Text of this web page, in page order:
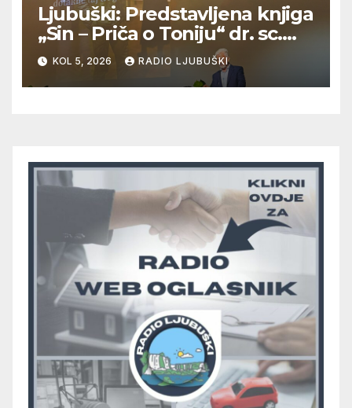
Ljubuški: Predstavljena knjiga
„Sin – Priča o Toniju“ dr. sc.
Zdenka Hercega
KOL 5, 2026 RADIO LJUBUŠKI